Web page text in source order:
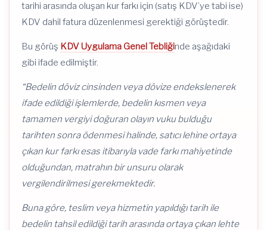
tarihi arasında oluşan kur farkı için (satış KDV’ye tabi ise)
KDV dahil fatura düzenlenmesi gerektiği görüştedir.
Bu görüş KDV Uygulama Genel Tebliğinde aşağıdaki
gibi ifade edilmiştir.
“Bedelin döviz cinsinden veya dövize endekslenerek
ifade edildiği işlemlerde, bedelin kısmen veya
tamamen vergiyi doğuran olayın vuku bulduğu
tarihten sonra ödenmesi halinde, satıcı lehine ortaya
çıkan kur farkı esas itibarıyla vade farkı mahiyetinde
olduğundan, matrahın bir unsuru olarak
vergilendirilmesi gerekmektedir.
Buna göre, teslim veya hizmetin yapıldığı tarih ile
bedelin tahsil edildiği tarih arasında ortaya çıkan lehte